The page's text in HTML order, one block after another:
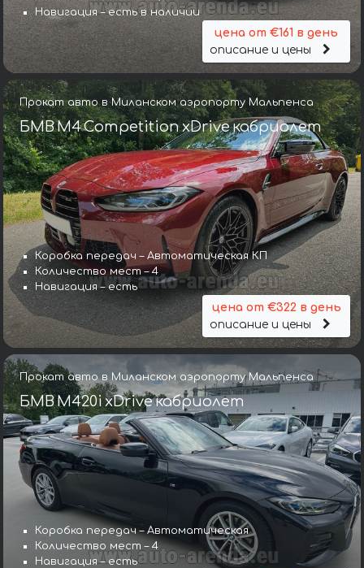
Навигация – есть в наличии
цена от €161 в день
описание и цены
Прокат авто в Миланском аэропорту Мальпенса
БМВ M4 Competition xDrive кабриолет
Коробка передач – Автоматическая КП
Количество мест – 4
Навигация – есть
цена от €322 в день
описание и цены
Прокат авто в Миланском аэропорту Мальпенса
БМВ M420i xDrive кабриолет
Коробка передач – Автоматическая
Количество мест – 4
Навигация – есть